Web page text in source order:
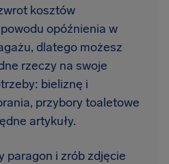
kosztów
opóźnienia w
dlatego możesz
rzeczy na swoje
bieliznę i
przybory toaletowe
artykuły.
paragon i zrób zdjęcie